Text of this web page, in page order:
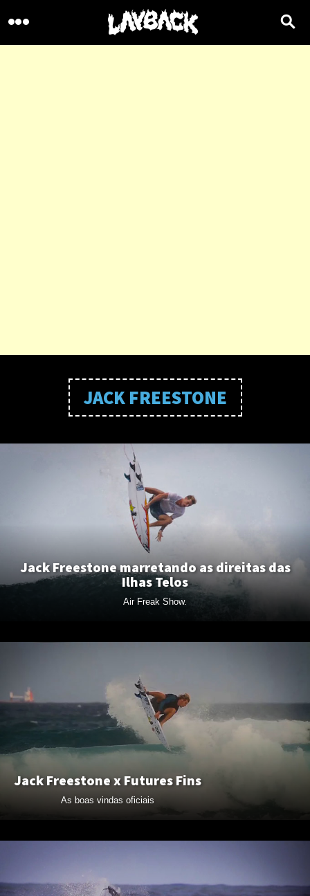
JACK FREESTONE
Jack Freestone marretando as direitas das
Ilhas Telos
Air Freak Show.
Jack Freestone x Futures Fins
As boas vindas oficiais